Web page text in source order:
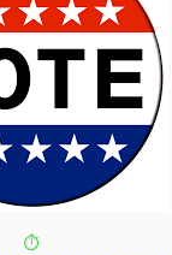
⏱️